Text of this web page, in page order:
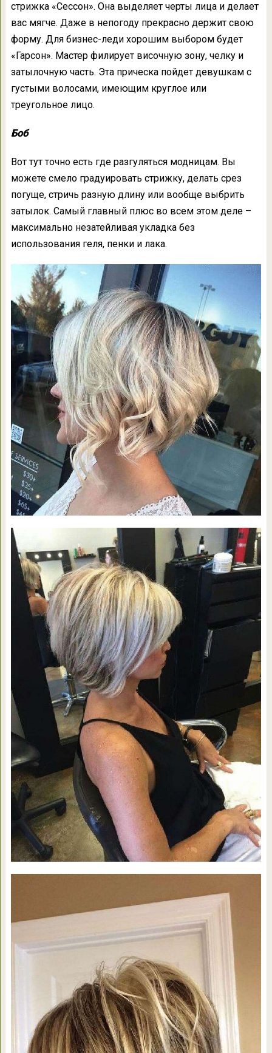
стрижка «Сессон». Она выделяет черты лица и делает
вас мягче. Даже в непогоду прекрасно держит свою
форму. Для бизнес-леди хорошим выбором будет
«Гарсон». Мастер филирует височную зону, челку и
затылочную часть. Эта прическа пойдет девушкам с
густыми волосами, имеющим круглое или
треугольное лицо.
Боб
Вот тут точно есть где разгуляться модницам. Вы
можете смело градуировать стрижку, делать срез
погуще, стричь разную длину или вообще выбрить
затылок. Самый главный плюс во всем этом деле –
максимально незатейливая укладка без
использования геля, пенки и лака.